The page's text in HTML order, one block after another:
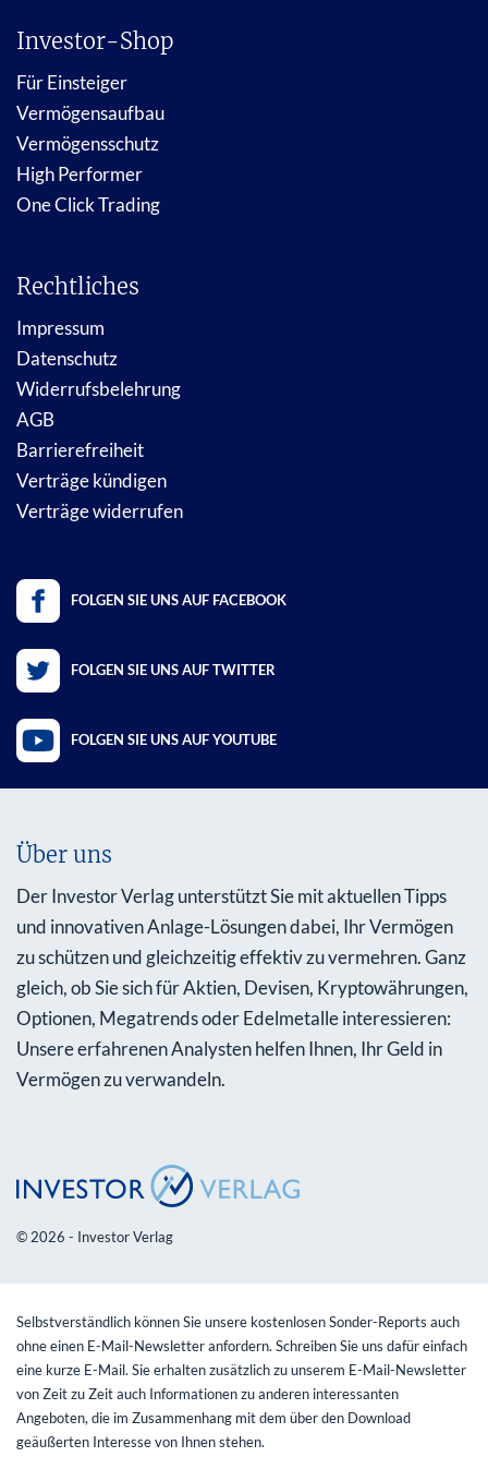
Investor-Shop
Für Einsteiger
Vermögensaufbau
Vermögensschutz
High Performer
One Click Trading
Rechtliches
Impressum
Datenschutz
Widerrufsbelehrung
AGB
Barrierefreiheit
Verträge kündigen
Verträge widerrufen
FOLGEN SIE UNS AUF FACEBOOK
FOLGEN SIE UNS AUF TWITTER
FOLGEN SIE UNS AUF YOUTUBE
Über uns
Der Investor Verlag unterstützt Sie mit aktuellen Tipps
und innovativen Anlage-Lösungen dabei, Ihr Vermögen
zu schützen und gleichzeitig effektiv zu vermehren. Ganz
gleich, ob Sie sich für Aktien, Devisen, Kryptowährungen,
Optionen, Megatrends oder Edelmetalle interessieren:
Unsere erfahrenen Analysten helfen Ihnen, Ihr Geld in
Vermögen zu verwandeln.
© 2026 - Investor Verlag
Selbstverständlich können Sie unsere kostenlosen Sonder-Reports auch
ohne einen E-Mail-Newsletter anfordern. Schreiben Sie uns dafür einfach
eine kurze E-Mail. Sie erhalten zusätzlich zu unserem E-Mail-Newsletter
von Zeit zu Zeit auch Informationen zu anderen interessanten
Angeboten, die im Zusammenhang mit dem über den Download
geäußerten Interesse von Ihnen stehen.